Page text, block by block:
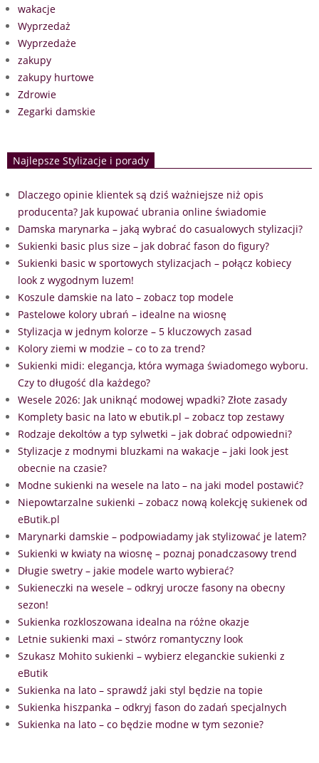
wakacje
Wyprzedaż
Wyprzedaże
zakupy
zakupy hurtowe
Zdrowie
Zegarki damskie
Najlepsze Stylizacje i porady
Dlaczego opinie klientek są dziś ważniejsze niż opis
producenta? Jak kupować ubrania online świadomie
Damska marynarka – jaką wybrać do casualowych stylizacji?
Sukienki basic plus size – jak dobrać fason do figury?
Sukienki basic w sportowych stylizacjach – połącz kobiecy
look z wygodnym luzem!
Koszule damskie na lato – zobacz top modele
Pastelowe kolory ubrań – idealne na wiosnę
Stylizacja w jednym kolorze – 5 kluczowych zasad
Kolory ziemi w modzie – co to za trend?
Sukienki midi: elegancja, która wymaga świadomego wyboru.
Czy to długość dla każdego?
Wesele 2026: Jak uniknąć modowej wpadki? Złote zasady
Komplety basic na lato w ebutik.pl – zobacz top zestawy
Rodzaje dekoltów a typ sylwetki – jak dobrać odpowiedni?
Stylizacje z modnymi bluzkami na wakacje – jaki look jest
obecnie na czasie?
Modne sukienki na wesele na lato – na jaki model postawić?
Niepowtarzalne sukienki – zobacz nową kolekcję sukienek od
eButik.pl
Marynarki damskie – podpowiadamy jak stylizować je latem?
Sukienki w kwiaty na wiosnę – poznaj ponadczasowy trend
Długie swetry – jakie modele warto wybierać?
Sukieneczki na wesele – odkryj urocze fasony na obecny
sezon!
Sukienka rozkloszowana idealna na różne okazje
Letnie sukienki maxi – stwórz romantyczny look
Szukasz Mohito sukienki – wybierz eleganckie sukienki z
eButik
Sukienka na lato – sprawdź jaki styl będzie na topie
Sukienka hiszpanka – odkryj fason do zadań specjalnych
Sukienka na lato – co będzie modne w tym sezonie?